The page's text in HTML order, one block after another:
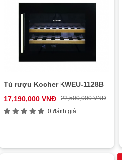
Tủ rượu Kocher KWEU-1128B
17,190,000 VNĐ
22,500,000 VNĐ
0 đánh giá